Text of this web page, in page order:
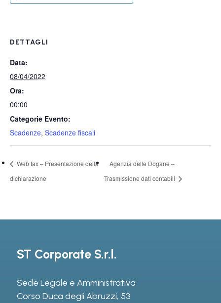
DETTAGLI
Data:
08/04/2022
Ora:
00:00
Categorie Evento:
Scadenze, Scadenze fiscali
Web tax – Presentazione della
dichiarazione
Agenzia delle Dogane –
Trasmissione dati contabili
ST Corporate S.r.l.
Sede Legale e Amministrativa
Corso Duca degli Abruzzi, 53